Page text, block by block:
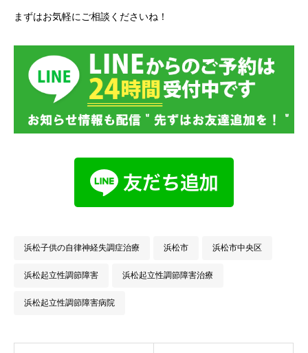
まずはお気軽にご相談くださいね！
浜松子供の自律神経失調症治療 浜松市 浜松市中央区
浜松起立性調節障害 浜松起立性調節障害治療
浜松起立性調節障害病院